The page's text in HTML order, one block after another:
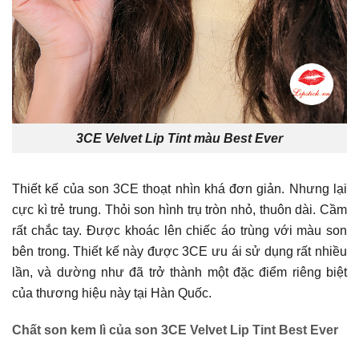
3CE Velvet Lip Tint màu Best Ever
Thiết kế của son 3CE thoạt nhìn khá đơn giản. Nhưng lại
cực kì trẻ trung. Thỏi son hình trụ tròn nhỏ, thuôn dài. Cầm
rất chắc tay. Được khoác lên chiếc áo trùng với màu son
bên trong. Thiết kế này được 3CE ưu ái sử dụng rất nhiều
lần, và dường như đã trở thành một đặc điểm riêng biệt
của thương hiệu này tại Hàn Quốc.
Chất son kem lì của son 3CE Velvet Lip Tint Best Ever